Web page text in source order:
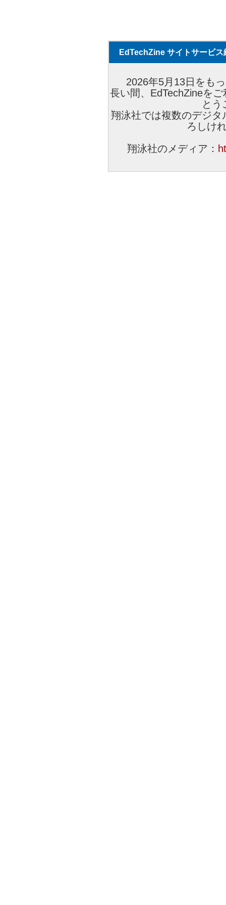
EdTechZine サイトサービス
2026年5月13日をも
長い間、EdTechZineを
とう
翔泳社では複数のデジ
ろしけ
翔泳社のメディア：